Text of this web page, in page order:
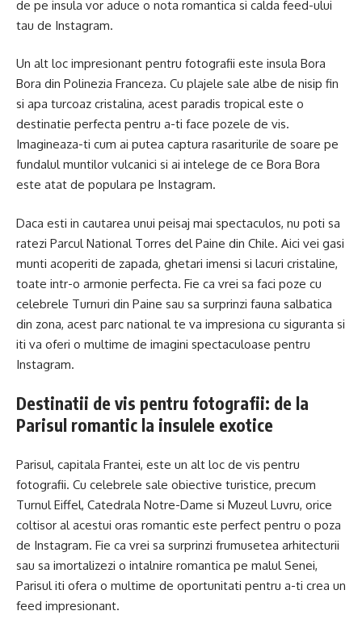
de pe insula vor aduce o nota romantica si calda feed-ului
tau de Instagram.
Un alt loc impresionant pentru fotografii este insula Bora
Bora din Polinezia Franceza. Cu plajele sale albe de nisip fin
si apa turcoaz cristalina, acest paradis tropical este o
destinatie perfecta pentru a-ti face pozele de vis.
Imagineaza-ti cum ai putea captura rasariturile de soare pe
fundalul muntilor vulcanici si ai intelege de ce Bora Bora
este atat de populara pe Instagram.
Daca esti in cautarea unui peisaj mai spectaculos, nu poti sa
ratezi Parcul National Torres del Paine din Chile. Aici vei gasi
munti acoperiti de zapada, ghetari imensi si lacuri cristaline,
toate intr-o armonie perfecta. Fie ca vrei sa faci poze cu
celebrele Turnuri din Paine sau sa surprinzi fauna salbatica
din zona, acest parc national te va impresiona cu siguranta si
iti va oferi o multime de imagini spectaculoase pentru
Instagram.
Destinatii de vis pentru fotografii: de la
Parisul romantic la insulele exotice
Parisul, capitala Frantei, este un alt loc de vis pentru
fotografii. Cu celebrele sale obiective turistice, precum
Turnul Eiffel, Catedrala Notre-Dame si Muzeul Luvru, orice
coltisor al acestui oras romantic este perfect pentru o poza
de Instagram. Fie ca vrei sa surprinzi frumusetea arhitecturii
sau sa imortalizezi o intalnire romantica pe malul Senei,
Parisul iti ofera o multime de oportunitati pentru a-ti crea un
feed impresionant.